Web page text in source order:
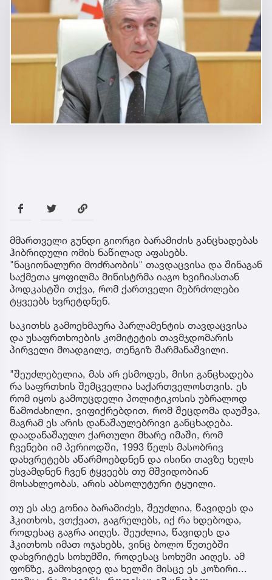
მმართველი გუნდი გიორგი ბარამიძის განცხადებას
ჰიბრიდული ომის ნაწილად აფასებს.
"ნაციონალური მოძრაობის" თავდაცვისა და შინაგან
საქმეთა ყოფილმა მინისტრმა იაგო ხვიჩიასთან
პოდკასტში თქვა, რომ ქართველი მებრძოლები
ტყვეებს ხვრეტდნენ.
საკითხს გამოეხმაურა პარლამენტის თავდაცვისა
და უსაფრთხოების კომიტეტის თავმჯდომარის
პირველი მოადგილე, თენგიზ შარმანაშვილი.
"შეუძლებელია, მას არ ესმოდეს, მისი განცხადება
რა საფრთხის შემცველია საქართველოსთვის. ეს
რომ იყოს გამოუცდელი პოლიტიკოსის უბრალოდ
წამოძახილი, ვიფიქრებდით, რომ შეცდომა დაუშვა,
მაგრამ ეს არის დანაშაულებრივი განცხადება.
დაადანაშაულო ქართული მხარე იმაში, რომ
ჩვენები იმ პერიოდში, 1993 წელს მასობრივ
დახვრეტებს აწარმოებდნენ და ისინი თავზე ხელს
უსვამდნენ ჩვენ ტყვეებს თუ მშვიდობიან
მოსახლეობას, არის აბსოლუტური ტყუილი.
თუ ეს ასე გონია ბარამიძეს, შეუძლია, წავიდეს და
ჰკითხოს, ვთქვათ, გაგრელებს, იქ რა ხდებოდა,
როდესაც გაგრა აიღეს. შეუძლია, წავიდეს და
ჰკითხოს იმათ ოჯახებს, ვინც ბოლო წუთებში
დახვრიტეს სოხუმში, როდესაც სოხუმი აიღეს. ამ
ფონზე, გამოხვიდე და ხელში მისცე ეს კოზირი...